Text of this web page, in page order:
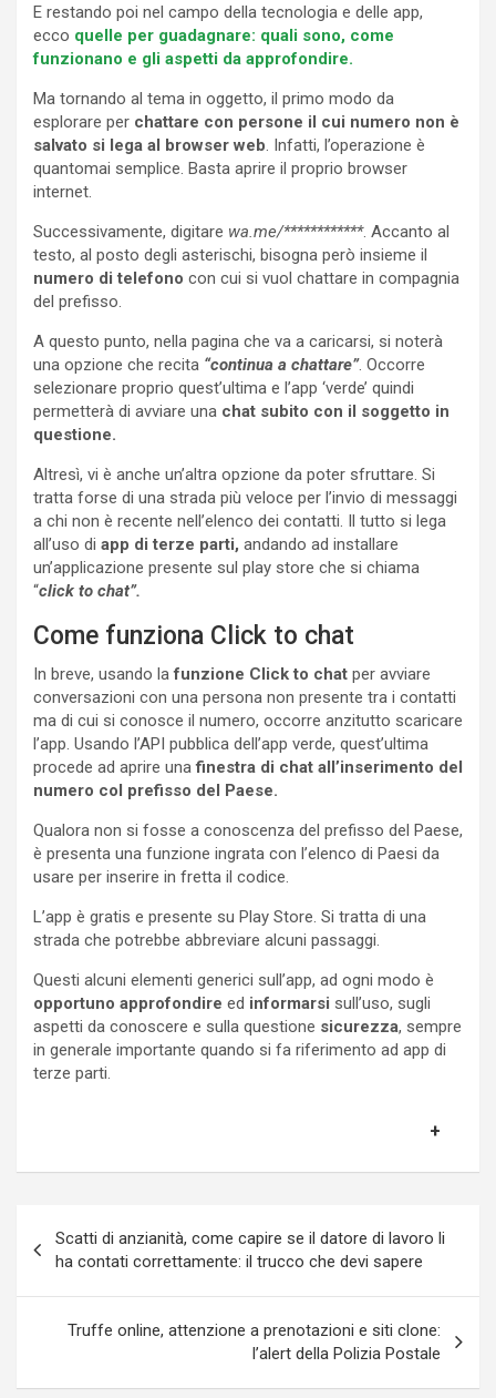
E restando poi nel campo della tecnologia e delle app,
ecco quelle per guadagnare: quali sono, come
funzionano e gli aspetti da approfondire.
Ma tornando al tema in oggetto, il primo modo da
esplorare per chattare con persone il cui numero non è
salvato si lega al browser web . Infatti, l’operazione è
quantomai semplice. Basta aprire il proprio browser
internet.
Successivamente, digitare wa.me/************. Accanto al
testo, al posto degli asterischi, bisogna però insieme il
numero di telefono con cui si vuol chattare in compagnia
del prefisso.
A questo punto, nella pagina che va a caricarsi, si noterà
una opzione che recita “continua a chattare”. Occorre
selezionare proprio quest’ultima e l’app ‘verde’ quindi
permetterà di avviare una chat subito con il soggetto in
questione.
Altresì, vi è anche un’altra opzione da poter sfruttare. Si
tratta forse di una strada più veloce per l’invio di messaggi
a chi non è recente nell’elenco dei contatti. Il tutto si lega
all’uso di app di terze parti, andando ad installare
un’applicazione presente sul play store che si chiama
“click to chat”.
Come funziona Click to chat
In breve, usando lafunzione Click to chat per avviare
conversazioni con una persona non presente tra i contatti
ma di cui si conosce il numero, occorre anzitutto scaricare
l’app. Usando l’API pubblica dell’app verde, quest’ultima
procede ad aprire una finestra di chat all’inserimento del
numero col prefisso del Paese.
Qualora non si fosse a conoscenza del prefisso del Paese,
è presenta una funzione ingrata con l’elenco di Paesi da
usare per inserire in fretta il codice.
L’app è gratis e presente su Play Store. Si tratta di una
strada che potrebbe abbreviare alcuni passaggi.
Questi alcuni elementi generici sull’app, ad ogni modo è
opportuno approfondire ed informarsi sull’uso, sugli
aspetti da conoscere e sulla questione sicurezza, sempre
in generale importante quando si fa riferimento ad app di
terze parti.
articoli
Scatti di anzianità, come capire se il datore di lavoro li
ha contati correttamente: il trucco che devi sapere
Truffe online, attenzione a prenotazioni e siti clone:
l’alert della Polizia Postale